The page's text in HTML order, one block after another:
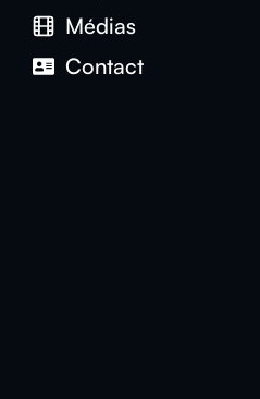
Médias
Contact